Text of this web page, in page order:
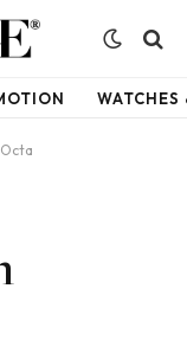
WATCHES